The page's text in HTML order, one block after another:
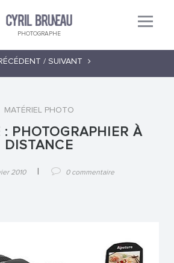
PHOTOGRAPHE
/ SUIVANT
MATÉRIEL PHOTO
: PHOTOGRAPHIER À
DISTANCE
2010 0 commentaire